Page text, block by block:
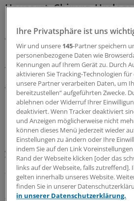
Hausarzt, Chirurg,
Die Einrichtung ist wie ein großes
Von der Hausärztin über den
Urologen sind verschiedene
Anders als niedergelassene Ärzte
und werden so etwa bei der
von einer Verwaltung unterstützt.
haben mehr Zeit, sich um die
Insgesamt sei das ein tolles
Rasch. Eine gestürzte Patientin
gleich zum Radiologen im Haus
Wenn der Befund da ist, wird
ausgewertet. Die Kollegen sind in
Monatelanges Warten auf
„So ist das bei uns nicht“, sagt
Ihre Privatsphäre ist uns
Wir und unsere 145-Partner speichern
personenbezogene Daten wie
Kennungen auf Ihrem Gerät zu. Durch
aktivieren Sie Tracking-Technologien
unsere Partner verarbeiten Daten, um
bereitzustellen“ aufgeführten Zwecke.
ablehnen oder Widerruf Ihrer
deaktiviert. Wenn Tracker deaktiviert
und Anzeigen möglicherweise nicht
können dieses Menü jederzeit wieder
Einstellungen zu ändern oder Ihre
indem Sie auf den Link
Rand der Webseite klicken [oder das
links auf der Webseite, falls zutreffend].
gelten innerhalb unseres Website.
finden Sie in unserer
in unserer Datenschutzerklärung.